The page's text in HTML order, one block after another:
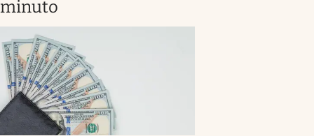
minuto